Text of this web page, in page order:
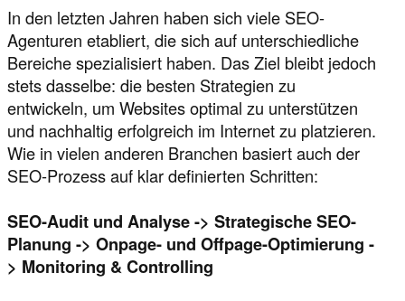
In den letzten Jahren haben sich viele SEO-
Agenturen etabliert, die sich auf unterschiedliche
Bereiche spezialisiert haben. Das Ziel bleibt jedoch
stets dasselbe: die besten Strategien zu
entwickeln, um Websites optimal zu unterstützen
und nachhaltig erfolgreich im Internet zu platzieren.
Wie in vielen anderen Branchen basiert auch der
SEO-Prozess auf klar definierten Schritten:
SEO-Audit und Analyse -> Strategische SEO-
Planung -> Onpage- und Offpage-Optimierung -
> Monitoring & Controlling